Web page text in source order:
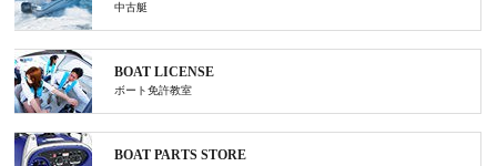
中古艇
BOAT LICENSE
ボート免許教室
BOAT PARTS STORE